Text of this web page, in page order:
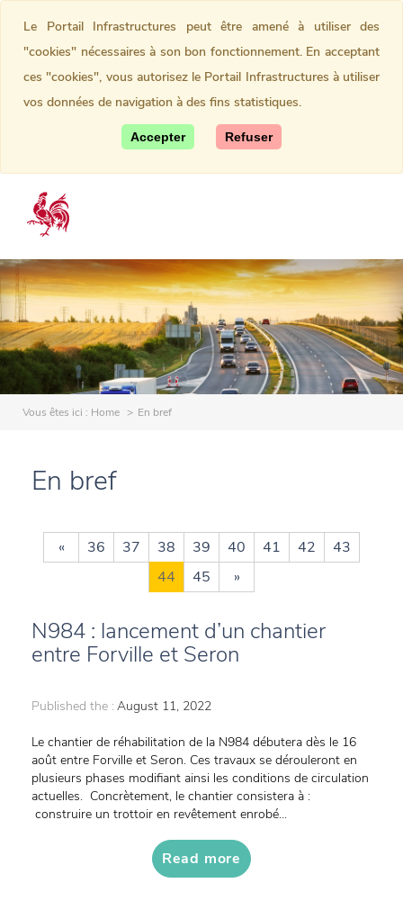
Vous êtes ici : Home En bref
En bref
« 36 37 38 39 40 41 42
43
44
45 »
N984 : lancement d’un chantier
entre Forville et Seron
Published the : August 11, 2022
Le chantier de réhabilitation de la N984 débutera dès le 16
août entre Forville et Seron. Ces travaux se dérouleront en
plusieurs phases modifiant ainsi les conditions de circulation
actuelles. Concrètement, le chantier consistera à :
construire un trottoir en revêtement enrobé...
Read more
Le Portail Infrastructures peut être amené à utiliser des
"cookies" nécessaires à son bon fonctionnement. En acceptant
ces "cookies", vous autorisez le Portail Infrastructures à utiliser
vos données de navigation à des fins statistiques.
Accepter Refuser